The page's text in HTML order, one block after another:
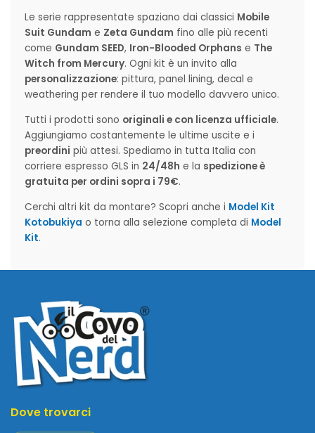
Le serie rappresentate spaziano dai classici Mobile
Suit Gundam e Zeta Gundam fino alle più recenti
come Gundam SEED, Iron-Blooded Orphans e The
Witch from Mercury. Ogni kit è un invito alla
personalizzazione: pittura, panel lining, decal e
weathering per rendere il tuo modello davvero unico.
Tutti i prodotti sono originali e con licenza ufficiale.
Aggiungiamo costantemente le ultime uscite e i
preordini più attesi. Spediamo in tutta Italia con
corriere espresso GLS in 24/48h e la spedizione è
gratuita per ordini sopra i 79€.
Cerchi altri kit da montare? Scopri anche i Model Kit
Kotobukiya o torna alla selezione completa di Model
Kit.
Dove trovarci